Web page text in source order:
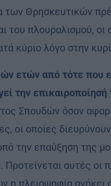
των Θρησκευτικών
του πλουραλισμού,
κύριο λόγο στην
ετών από τότε που
την επικαιροποίησή
Σπουδών όσον
οι οποίες
την επαύξηση της
αυτές οι
η πλειοψηφία ανήκει